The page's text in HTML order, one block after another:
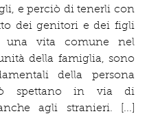
e perciò di tenerli con
dei genitori e dei figli
una vita comune nel
della famiglia, sono
della persona
spettano in via di
agli stranieri. [...]